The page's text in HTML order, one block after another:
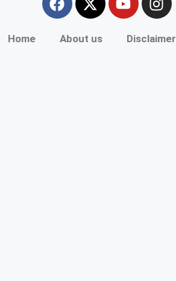
Home About us Disclaimer